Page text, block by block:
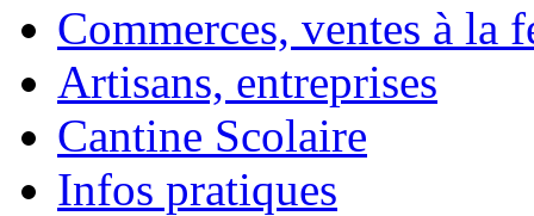
Commerces, ventes à la
Artisans, entreprises
Cantine Scolaire
Infos pratiques